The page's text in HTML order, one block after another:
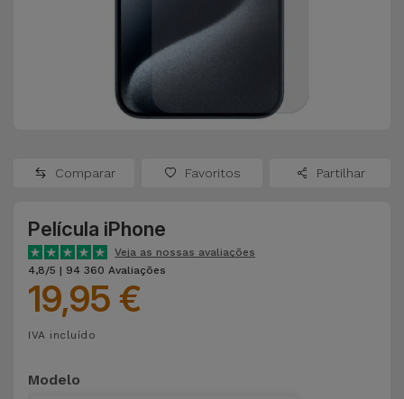
Oppo
OnePlus
Google
Dyson
TCL
Recondicionados
Recondicionados
Consolas
Recondicionadas
Ver
tudo
Auriculares
e Colunas
Smartwatches
e Braceletes
Correntes
Comparar Favoritos Partilhar
Película iPhone
Veja as nossas avaliações
4,8/5 | 94 360 Avaliações
19,95 €
IVA incluído
Modelo